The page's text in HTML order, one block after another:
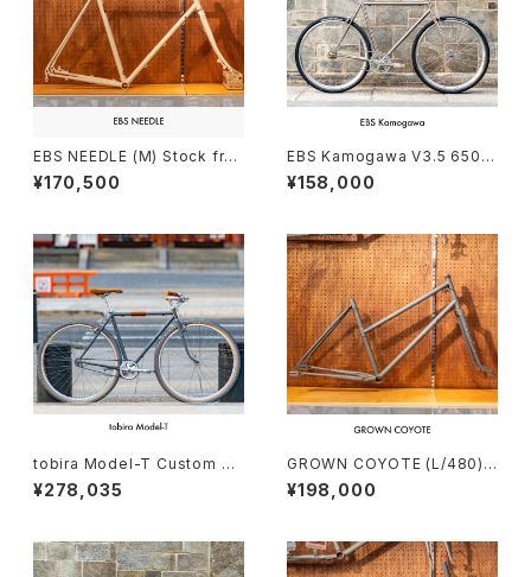
EBS NEEDLE (M) Stock fra
me Order （deposit）
¥170,500
EBS Kamogawa V3.5 650B
Custom order (deposit)
¥158,000
tobira Model-T Custom co
mplete bike（158-165cm）
¥278,035
GROWN COYOTE (L/480)
Stock frame order (deposi
t)
¥198,000